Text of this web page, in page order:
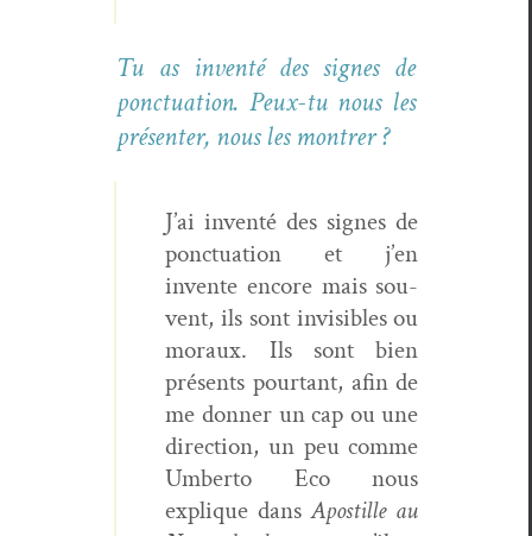
Tu as inven­té des signes de
ponc­tu­a­tion. Peux-tu nous les
présen­ter, nous les montrer ?
J’ai inven­té des signes de
ponc­tu­a­tion et j’en
invente encore mais sou­
vent, ils sont invis­i­bles ou
moraux. Ils sont bien
présents pour­tant, afin de
me don­ner un cap ou une
direc­tion, un peu comme
Umber­to Eco nous
explique dansApos­tille au